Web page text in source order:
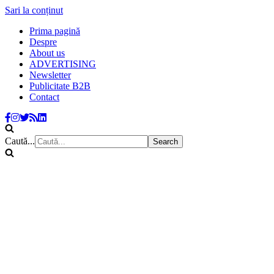
Sari la conținut
Prima pagină
Despre
About us
ADVERTISING
Newsletter
Publicitate B2B
Contact
Caută...